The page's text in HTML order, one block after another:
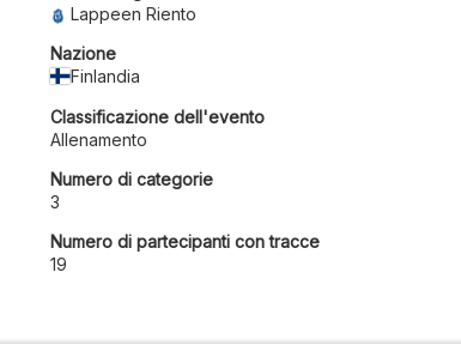
Lappeen Riento
Nazione
Finlandia
Classificazione dell'evento
Allenamento
Numero di categorie
3
Numero di partecipanti con tracce
19